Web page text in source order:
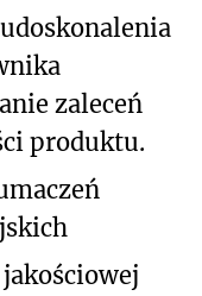
zaleceń
produktu.
jakościowej